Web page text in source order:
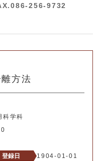
256-9732
方法
科学科
登録日
1904-01-01